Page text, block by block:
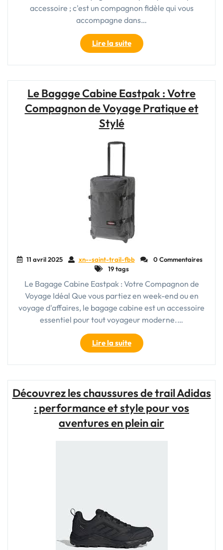
accessoire ; c'est un compagnon fidèle qui vous
accompagne dans…
Lire la suite"Explorez
le
Monde
:
Trouvez
Le Bagage Cabine Eastpak : Votre
Compagnon de Voyage Pratique et
Stylé
11 avril 2025 xn--saint-trail-fbb
0 Commentaires
19 tags
Le Bagage Cabine Eastpak : Votre Compagnon de
Voyage Idéal Que vous partiez en week-end ou en
voyage d'affaires, le bagage cabine est un accessoire
essentiel pour tout voyageur moderne.…
Lire la suite"Le
Bagage
Cabine
Votre
Compagnon
de
Voyage
Découvrez les chaussures de trail Adidas
: performance et style pour vos
aventures en plein air